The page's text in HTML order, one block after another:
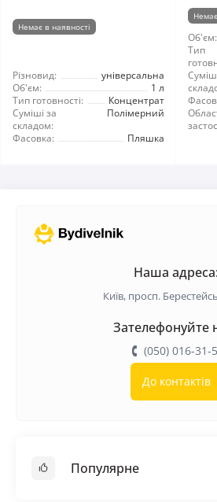
Немає в наявності
Різновид:
універсальна
Об'єм:
1 л
Тип готовності:
Концентрат
Суміші за
складом:
Полімерний
Фасовка:
Пляшка
Об'єм:
Тип
Наша адреса:
Київ, просп.
Зателефонуйте
(050) 016-31-
До контактів
Популярне